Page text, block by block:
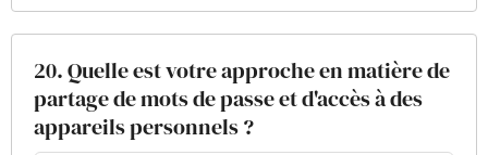
20. Quelle est votre approche en matière de
partage de mots de passe et d'accès à des
appareils personnels ?